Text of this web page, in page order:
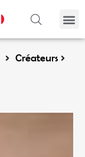
Créateurs